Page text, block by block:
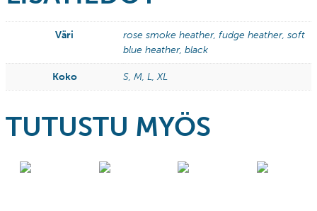
Väri
rose smoke heather, fudge heather, soft
blue heather, black
Koko S, M, L, XL
TUTUSTU MYÖS